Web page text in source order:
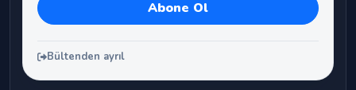
Bültenden ayrıl